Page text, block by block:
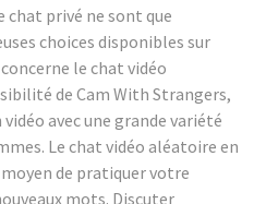
chat privé ne sont que
choices disponibles sur
le chat vidéo
de Cam With Strangers,
avec une grande variété
Le chat vidéo aléatoire en
de pratiquer votre
mots. Discuter